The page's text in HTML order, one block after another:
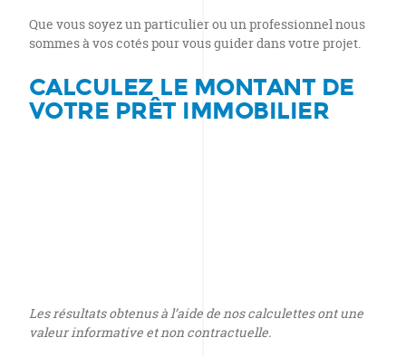
Que vous soyez un particulier ou un professionnel nous
sommes à vos cotés pour vous guider dans votre projet.
CALCULEZ LE MONTANT DE
VOTRE PRÊT IMMOBILIER
Les résultats obtenus à l’aide de nos calculettes ont une
valeur informative et non contractuelle.